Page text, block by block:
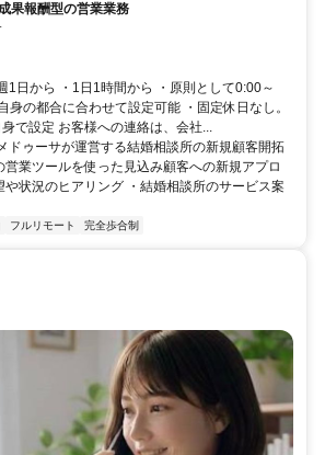
果報酬型の営業業務
1日から ・1日1時間から ・原則として0:00～
身の都合に合わせて設定可能 ・固定休日なし。
で設定 お客様への連絡は、会社...
ドゥーサが運営する結婚相談所の新規顧客開拓
営業ツールを使った見込み顧客への新規アプロ
や状況のヒアリング ・結婚相談所のサービス案
フルリモート 完全歩合制